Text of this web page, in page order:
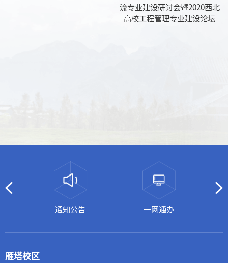
流专业建设研讨会暨2020西北
高校工程管理专业建设论坛
通知公告 一网通办
雁塔校区